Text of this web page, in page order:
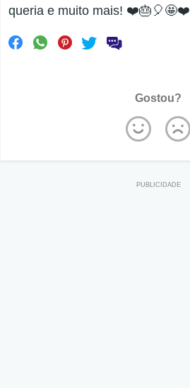
queria e muito mais! ❤️🎂🎈🤩❤️
Gostou?